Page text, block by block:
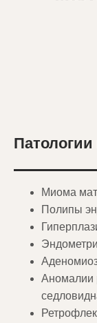
Патологии
Миома
Полипы
Аномалии